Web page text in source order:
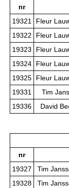
nr
19321
Fleur
19322
Fleur
19323
Fleur
19324
Fleur
19325
Fleur
19331
Tim
19336
David
nr
19327
Tim
19328
Tim